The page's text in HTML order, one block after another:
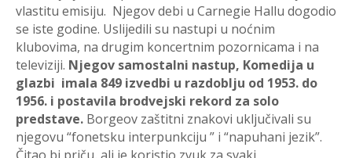
vlastitu emisiju. Njegov debi u Carnegie Hallu dogodio
se iste godine. Uslijedili su nastupi u noćnim
klubovima, na drugim koncertnim pozornicama i na
televiziji. Njegov samostalni nastup, Komedija u
glazbi imala 849 izvedbi u razdoblju od 1953. do
1956. i postavila brodvejski rekord za solo
predstave. Borgeov zaštitni znakovi uključivali su
njegovu “fonetsku interpunkciju ” i “napuhani jezik”.